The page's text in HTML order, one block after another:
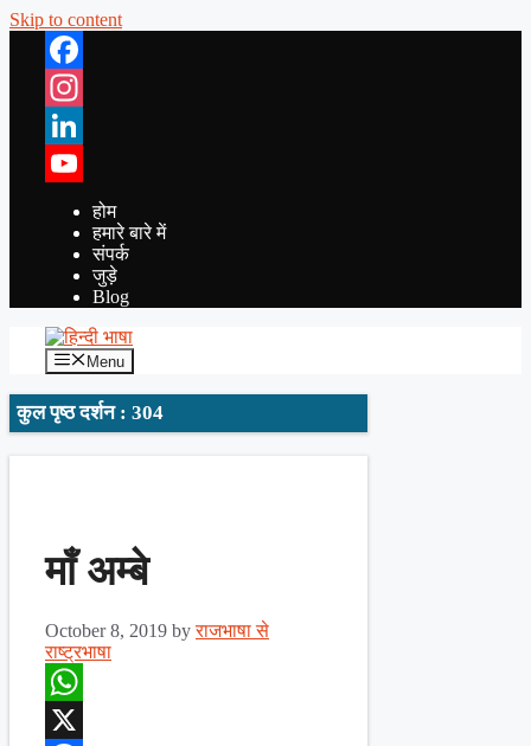
Skip to content
Facebook
Instagram
LinkedIn
YouTube
होम
हमारे बारे में
संपर्क
जुड़े
Blog
Menu
कुल पृष्ठ दर्शन : 304
माँ अम्बे
October 8, 2019 byराजभाषा से
राष्ट्रभाषा
WhatsApp